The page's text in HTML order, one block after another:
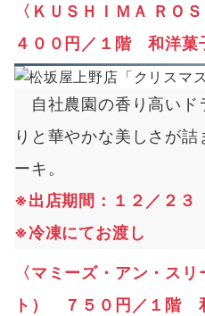
〈ＫＵＳＨＩＭＡ ＲＯ
４００円／１階 和洋菓
自社農園の香り高いド
りと華やかな美しさが
ーキ。
※出店期間：１２／２３
※冷凍にてお渡し
〈マミーズ・アン・ス
ト） ７５０円／１階